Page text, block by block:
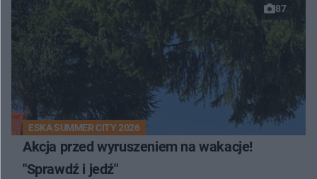
87
ESKA SUMMER CITY 2026
Akcja przed wyruszeniem na wakacje!
"Sprawdź i jedź"